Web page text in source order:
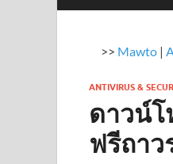
>> Mawto |
ANTIVIRUS &
ดาวน์โ
ฟรีถาว